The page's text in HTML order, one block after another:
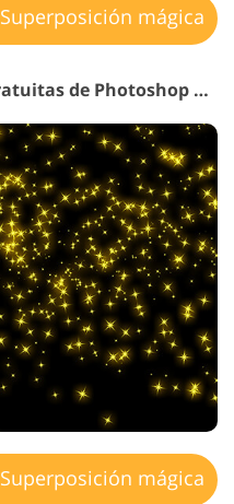
Superposición mágica
Superposiciones mágicas gratuitas de Photoshop n.° 16 "Brillo de Felicidad"
Superposición mágica